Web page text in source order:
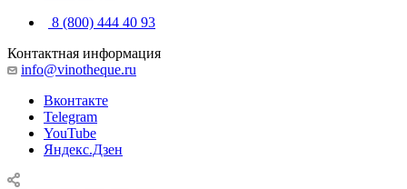
8 (800) 444 40 93
Контактная информация
info@vinotheque.ru
Вконтакте
Telegram
YouTube
Яндекс.Дзен